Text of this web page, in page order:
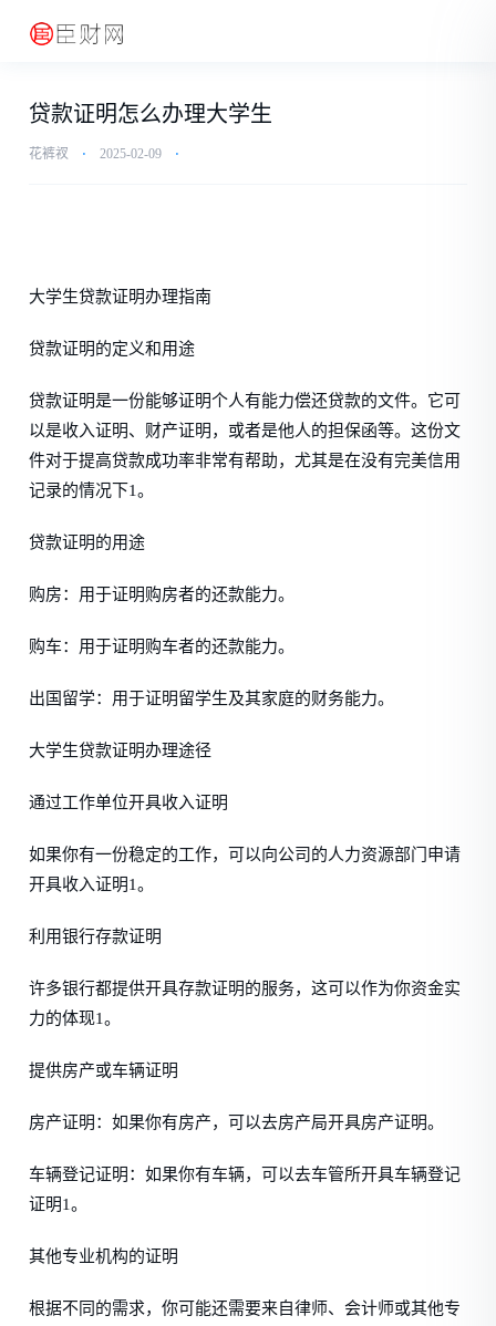
贷款证明怎么办理大学生
花裤衩 ⋅ 2025-02-09 ⋅
大学生贷款证明办理指南
贷款证明的定义和用途
贷款证明是一份能够证明个人有能力偿还贷款的文件。它可
以是收入证明、财产证明，或者是他人的担保函等。这份文
件对于提高贷款成功率非常有帮助，尤其是在没有完美信用
记录的情况下1。
贷款证明的用途
购房：用于证明购房者的还款能力。
购车：用于证明购车者的还款能力。
出国留学：用于证明留学生及其家庭的财务能力。
大学生贷款证明办理途径
通过工作单位开具收入证明
如果你有一份稳定的工作，可以向公司的人力资源部门申请
开具收入证明1。
利用银行存款证明
许多银行都提供开具存款证明的服务，这可以作为你资金实
力的体现1。
提供房产或车辆证明
房产证明：如果你有房产，可以去房产局开具房产证明。
车辆登记证明：如果你有车辆，可以去车管所开具车辆登记
证明1。
其他专业机构的证明
根据不同的需求，你可能还需要来自律师、会计师或其他专